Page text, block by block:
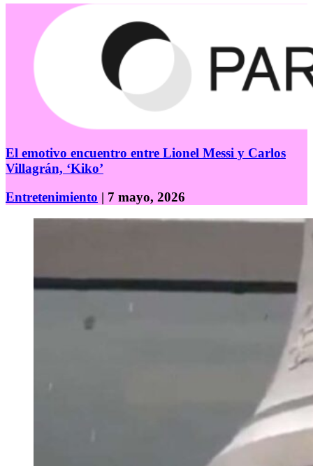
El emotivo encuentro entre Lionel Messi y Carlos
Villagrán, ‘Kiko’
Entretenimiento | 7 mayo, 2026